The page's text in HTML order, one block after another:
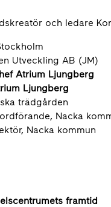
och ledare
Utveckling AB (JM)
Atrium Ljungberg
Ljungberg
trädgården
Nacka
Nacka kommun
framtid